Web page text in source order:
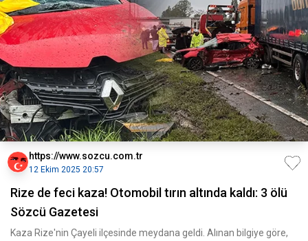
https://www.sozcu.com.tr
12 Ekim 2025 20:57
Rize de feci kaza! Otomobil tırın altında kaldı: 3 ölü
Sözcü Gazetesi
Kaza Rize'nin Çayeli ilçesinde meydana geldi. Alınan bilgiye göre,